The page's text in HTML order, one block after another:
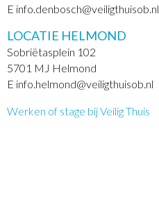
E info.denbosch@veiligthuisob.nl
LOCATIE HELMOND
Sobriëtasplein 102
5701 MJ Helmond
E info.helmond@veiligthuisob.nl
Werken of stage bij Veilig Thuis